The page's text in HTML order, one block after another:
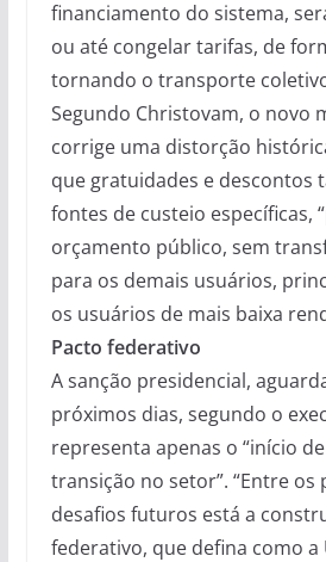
financiamento do sistema,
ou até congelar tarifas, de
tornando o transporte
Segundo Christovam, o novo
corrige uma distorção
que gratuidades e descontos
fontes de custeio específicas,
orçamento público, sem
para os demais usuários,
os usuários de mais baixa
Pacto federativo
A sanção presidencial,
próximos dias, segundo o
representa apenas o “início
transição no setor”. “Entre os
desafios futuros está a
federativo, que defina como a